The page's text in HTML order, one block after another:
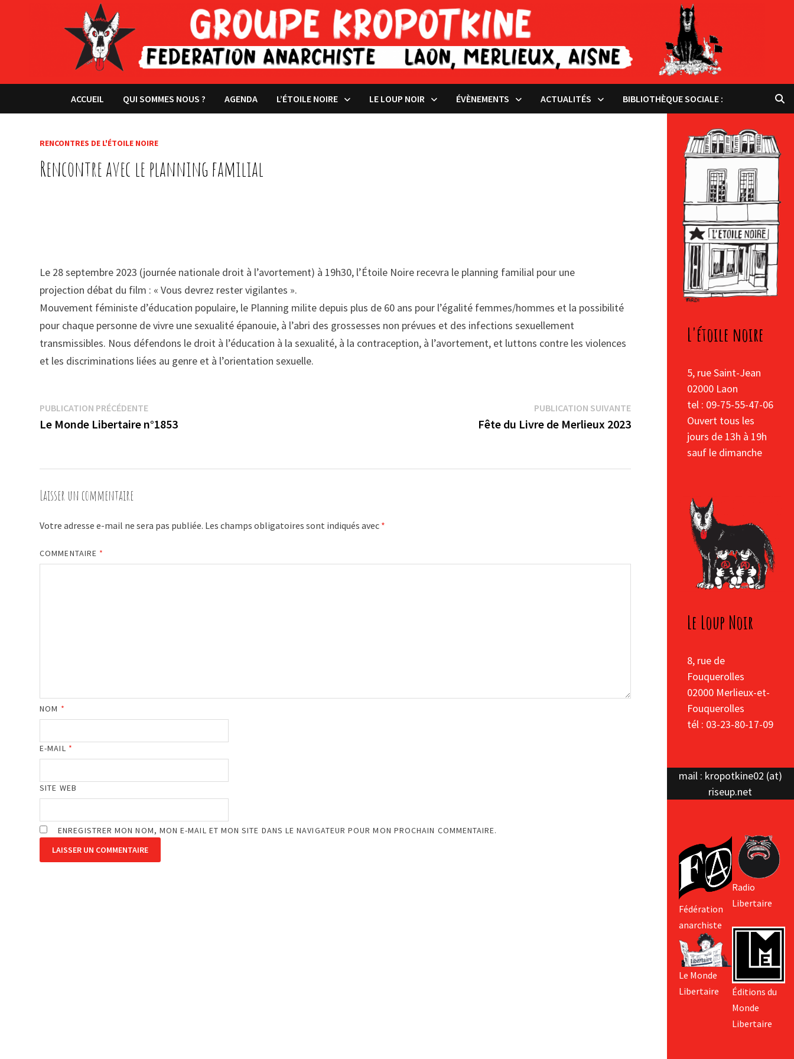
ACCUEIL QUI SOMMES NOUS ? AGENDA L’ÉTOILE NOIRE LE LOUP NOIR ÉVÈNEMENTS ACTUALITÉS BIBLIOTHÈQUE SOCIALE :
RENCONTRES DE L'ÉTOILE NOIRE
Rencontre avec le planning familial
Le 28 septembre 2023 (journée nationale droit à l’avortement) à 19h30, l’Étoile Noire recevra le planning familial pour une
projection débat du film : « Vous devrez rester vigilantes ».
Mouvement féministe d’éducation populaire, le Planning milite depuis plus de 60 ans pour l’égalité femmes/hommes et la possibilité
pour chaque personne de vivre une sexualité épanouie, à l’abri des grossesses non prévues et des infections sexuellement
transmissibles. Nous défendons le droit à l’éducation à la sexualité, à la contraception, à l’avortement, et luttons contre les violences
et les discriminations liées au genre et à l’orientation sexuelle.
Navigation
de
PUBLICATION PRÉCÉDENTEPublication
précédente :
Le Monde Libertaire n°1853
PUBLICATION SUIVANTEPublication
suivante :
Fête du Livre de Merlieux 2023
Laisser un commentaire
Votre adresse e-mail ne sera pas publiée. Les champs obligatoires sont indiqués avec *
COMMENTAIRE *
NOM *
E-MAIL *
SITE WEB
ENREGISTRER MON NOM, MON E-MAIL ET MON SITE DANS LE NAVIGATEUR POUR MON PROCHAIN COMMENTAIRE.
L'étoile noire
5, rue Saint-Jean
02000 Laon
tel : 09-75-55-47-06
Ouvert tous les
jours de 13h à 19h
sauf le dimanche
Le Loup Noir
8, rue de
Fouquerolles
02000 Merlieux-et-
Fouquerolles
tél : 03-23-80-17-09
mail : kropotkine02 (at)
riseup.net
Fédération
anarchiste
Le Monde
Libertaire
Radio
Libertaire
Éditions du
Monde
Libertaire